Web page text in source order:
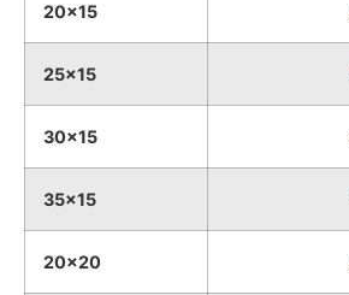
20x15
25x15
30x15
35x15
20x20